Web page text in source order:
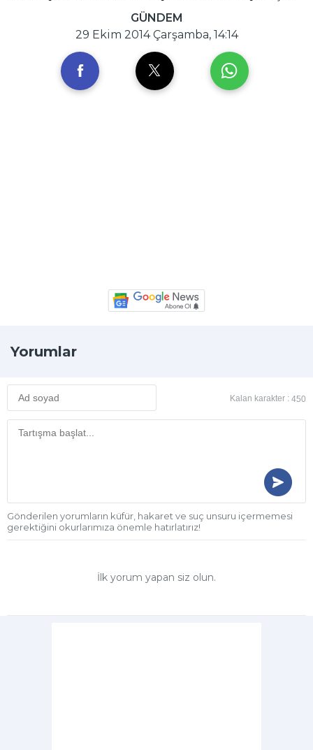
GÜNDEM
29 Ekim 2014 Çarşamba, 14:14
Yorumlar
Kalan karakter : 450
Gönderilen yorumların küfür, hakaret ve suç unsuru içermemesi
gerektiğini okurlarımıza önemle hatırlatırız!
İlk yorum yapan siz olun.